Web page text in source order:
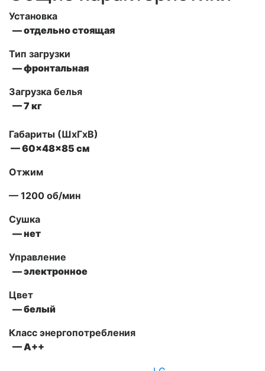
Установка
— отдельно стоящая
Тип загрузки
— фронтальная
Загрузка белья
— 7 кг
Габариты (ШxГxВ)
— 60x48x85 см
Отжим
— 1200 об/мин
Сушка
— нет
Управление
— электронное
Цвет
— белый
Класс энергопотребления
— А++